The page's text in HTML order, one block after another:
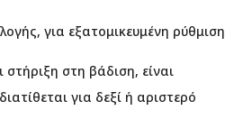
για εξατομικευμένη ρύθμιση
στη βάδιση, είναι
για δεξί ή αριστερό